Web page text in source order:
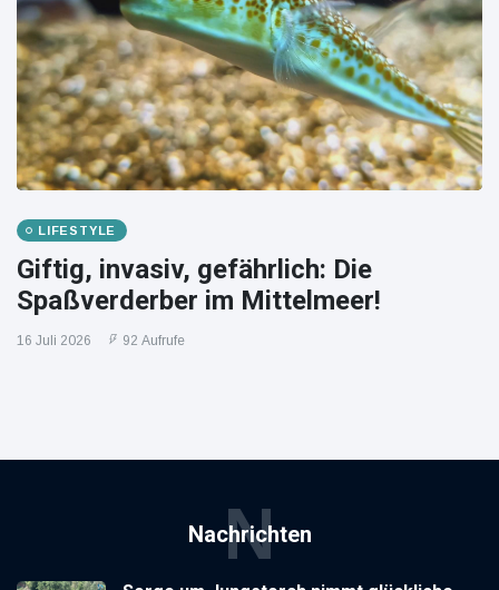
LIFESTYLE
Giftig, invasiv, gefährlich: Die
Spaßverderber im Mittelmeer!
16 Juli 2026 92 Aufrufe
Nachrichten
N